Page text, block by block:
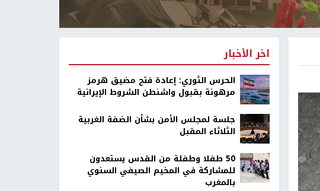
اخر الأخبار
الحرس الثوري: إعادة فتح مضيق هرمز
مرهونة بقبول واشنطن الشروط الإيرانية
جلسة لمجلس الأمن بشأن الضفة الغربية
الثلاثاء المقبل
50 طفلا وطفلة من القدس يستعدون
للمشاركة في المخيم الصيفي السنوي
بالمغرب